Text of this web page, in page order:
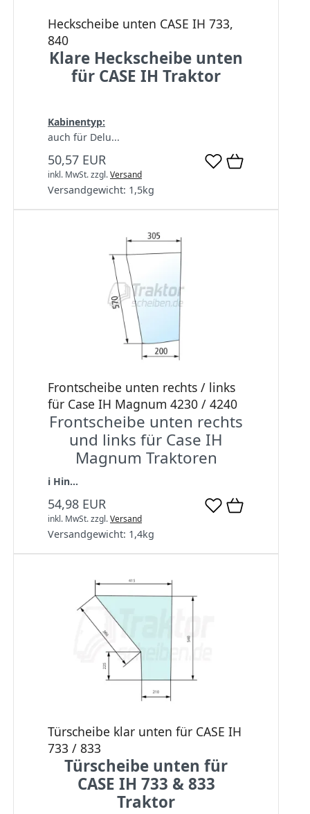
Heckscheibe unten CASE IH 733,
840
Klare Heckscheibe unten
für CASE IH Traktor
Kabinentyp:
auch für Delu...
50,57 EUR
inkl. MwSt.zzgl.Versand
Versandgewicht: 1,5kg
Frontscheibe unten rechts / links
für Case IH Magnum 4230 / 4240
Frontscheibe unten rechts
und links für Case IH
Magnum Traktoren
ℹ️ Hin...
54,98 EUR
inkl. MwSt.zzgl.Versand
Versandgewicht: 1,4kg
Türscheibe klar unten für CASE IH
733 / 833
Türscheibe unten für
CASE IH 733 & 833
Traktor